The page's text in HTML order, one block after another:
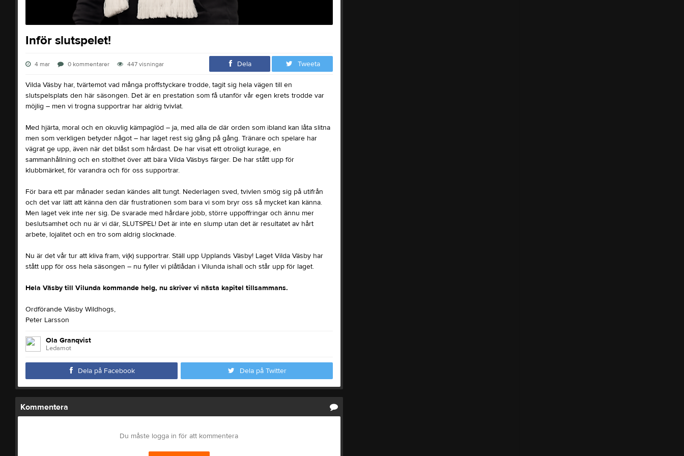
Inför slutspelet!
4 mar 0 kommentarer 447visningar Dela Tweeta
Vilda Väsby har, tvärtemot vad många proffstyckare trodde, tagit sig hela vägen till en
slutspelsplats den här säsongen. Det är en prestation som få utanför vår egen krets trodde var
möjlig – men vi trogna supportrar har aldrig tvivlat.
Med hjärta, moral och en okuvlig kämpaglöd – ja, med alla de där orden som ibland kan låta slitna
men som verkligen betyder något – har laget rest sig gång på gång. Tränare och spelare har
vägrat ge upp, även när det blåst som hårdast. De har visat ett otroligt kurage, en
sammanhållning och en stolthet över att bära Vilda Väsbys färger. De har stått upp för
klubbmärket, för varandra och för oss supportrar.
För bara ett par månader sedan kändes allt tungt. Nederlagen sved, tvivlen smög sig på utifrån
och det var lätt att känna den där frustrationen som bara vi som bryr oss så mycket kan känna.
Men laget vek inte ner sig. De svarade med hårdare jobb, större uppoffringar och ännu mer
beslutsamhet och nu är vi där, SLUTSPEL! Det är inte en slump utan det är resultatet av hårt
arbete, lojalitet och en tro som aldrig slocknade.
Nu är det vår tur att kliva fram, vi(k) supportrar. Ställ upp Upplands Väsby! Laget Vilda Väsby har
stått upp för oss hela säsongen – nu fyller vi plåtlådan i Vilunda ishall och står upp för laget.
Hela Väsby till Vilunda kommande helg, nu skriver vi nästa kapitel tillsammans.
Ordförande Väsby Wildhogs,
Peter Larsson
Ola Granqvist
Ledamot
Dela på Facebook Dela på Twitter
Kommentera
Du måste logga in för att kommentera